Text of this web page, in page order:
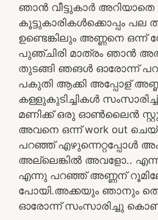
ഞാൻ വീട്ടുകാർ അറിയാതെ
കൂട്ടുകാരികൾക്കൊപ്പം പല
ഉണ്ടെങ്കിലും അണ്ണനെ ഒന്ന്
പുഞ്ചിരി മാത്രം ഞാൻ അത്
തുടങ്ങി ഞങൾ ഓരോന്ന്
പകുതി ആക്കി അപ്പോള്
കള്ളുകുടിച്ചികൾ
മണിക്ക് ഒരു ഓൺലൈൻ
അവനെ ഒന്ന് work out
പറഞ്ഞ് എഴുന്നെറ്റപ്പോൾ
അല്ലെങ്കിൽ അവളോ.. എന്ന്
എന്നു പറഞ്ഞ് അണ്ണന്
പോയി.അക്കയും ഞാനും
ഓരോന്ന് സംസാരിച്ചു